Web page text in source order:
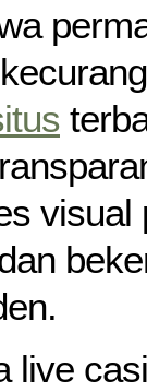
visual
live